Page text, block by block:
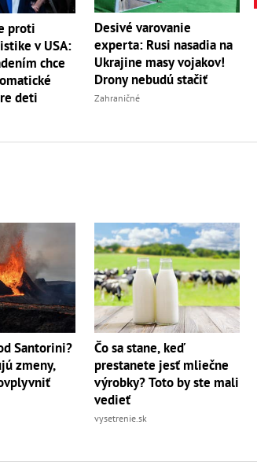
proti
v USA:
chce
deti
Desivé varovanie
experta: Rusi nasadia na
Ukrajine masy vojakov!
Drony nebudú stačiť
Zahraničné
Santorini?
zmeny,
Čo sa stane, keď
prestanete jesť mliečne
výrobky? Toto by ste mali
vedieť
vysetrenie.sk